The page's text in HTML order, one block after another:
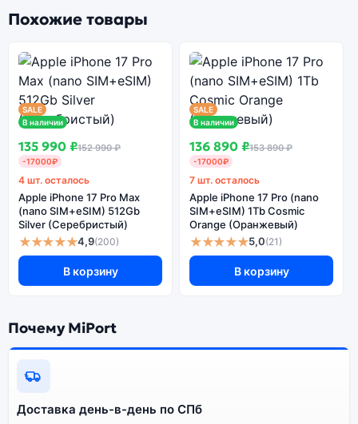
смартфон Apple iPhone 16 PRO Max (nano SIM+eSIM)
1Tb White Titanium (Титановый белый) — удачное
сочетание цены, производительности и дизайна.
Модель доступна в разных конфигурациях и цветах
— выбирайте под свои задачи.
Ознакомиться с детальными характеристиками Apple
iPhone 16 PRO Max (nano SIM+eSIM) 1Tb White
Titanium (Титановый белый) можно ниже, в разделе
«Характеристики». Если выбранной конфигурации нет
в наличии — оформите заказ на сайте, и мы привезём
её в кратчайшие сроки. Доступна экспресс-доставка
по Санкт-Петербургу и самовывоз.
Apple iPhone 16 PRO Max (nano
SIM+eSIM) 1Tb White Titanium
(Титановый белый):
аккумулятор
Похожие товары
SALE
В наличии
135 990 ₽152 990 ₽
-17000₽
4 шт. осталось
Apple iPhone 17 Pro Max
(nano SIM+eSIM) 512Gb
Silver (Серебристый)
★★★★★4,9(200)
В корзину
SALE
В наличии
136 890 ₽153 890 ₽
-17000₽
7 шт. осталось
Apple iPhone 17 Pro (nano
SIM+eSIM) 1Tb Cosmic
Orange (Оранжевый)
★★★★★5,0(21)
В корзину
Почему MiPort
Доставка день-в-день по СПб